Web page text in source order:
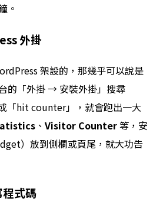
。
外掛
架設的，那幾乎可以說是
的「外掛 → 安裝外掛」搜尋
「hit counter」，就會跑出一大
、 Visitor Counter等，安
）放到側欄或頁尾，就大功告
式碼